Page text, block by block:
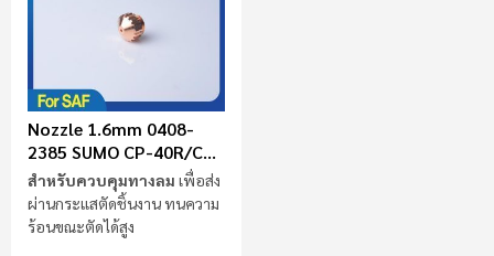
Nozzle 1.6mm 0408-
2385 SUMO CP-40R/CR-
100R (SAF)
สำหรับควบคุมทางลม เพื่อส่ง
ผ่านกระแสตัดชิ้นงาน ทนความ
ร้อนขณะตัดได้สูง